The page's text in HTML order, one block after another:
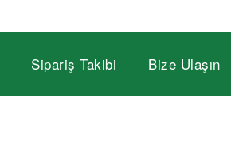
Sipariş Takibi Bize Ulaşın